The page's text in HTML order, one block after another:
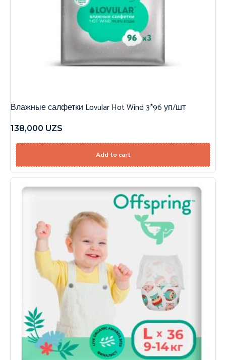
Влажные салфетки Lovular Hot Wind 3*96 уп/шт
138,000 UZS
Add to cart